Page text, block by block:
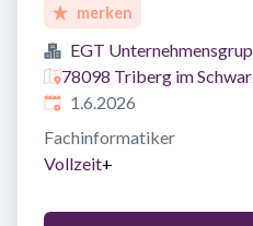
merken
EGT
78098 Triberg im
Veröffentlicht
1.6.2026
Fachinformatiker
Vollzeit+